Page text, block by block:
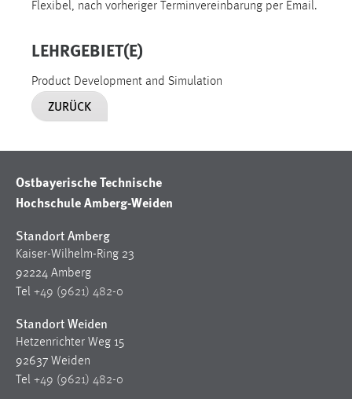
Flexibel, nach vorheriger Terminvereinbarung per Email.
LEHRGEBIET(E)
Product Development and Simulation
ZURÜCK
Ostbayerische Technische
Hochschule Amberg-Weiden
Standort Amberg
Kaiser-Wilhelm-Ring 23
92224 Amberg
Tel +49 (9621) 482-0
Standort Weiden
Hetzenrichter Weg 15
92637 Weiden
Tel +49 (9621) 482-0
Das Cookie speichert die gewählte Sprache der Website.
30 Tage
Chat
Wird benötigt um die Chatfunktion nutzen zu können.
Cookie Laufzeit:
MibewSessionID, mibew-chat-frame-style-
5e9dbeb1811c0446 = Sitzungslaufzeit, mibew_locale = 3
Jahre, MIBEW_UserID = 1 Jahr
Login
Name:
fe_user, be_user, be_lastLoginProvider